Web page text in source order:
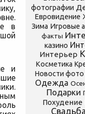
в
и
фотографии
Евровидение
Зима Игровые
факты
казино
Интерьер
Косметика
Новости фото
Одежда
Подарки
Похудение
Свадьба